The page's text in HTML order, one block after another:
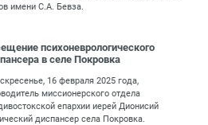
имени С.А. Бевза.
психоневрологического
в селе Покровка
16 февраля 2025 года,
миссионерского отдела
епархии иерей Дионисий
диспансер села Покровка.